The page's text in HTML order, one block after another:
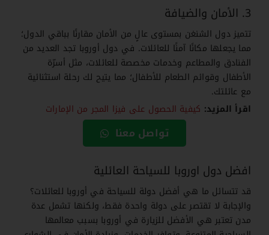
3. الأمان والضيافة
تتميز دول الشنغن بمستوى عالٍ من الأمان مقارنًا بباقي الدول؛
مما يجعلها مكانًا آمنًا للعائلات. في دول أوروبا تجد العديد من
الفنادق والمطاعم وخدمات مخصصة للعائلات، مثل أسرّة
الأطفال وقوائم الطعام للأطفال؛ مما يتيح لك رحلة استثنائية
مع عائلتك.
اقرأ المزيد: كيفية الحصول على فيزا المجر من الإمارات
تواصل معنا
افضل دول اوروبا للسياحة العائلية
قد تتسائل ما هي أفضل دولة للسياحة في أوروبا للعائلات؟
والإجابة لا تقتصر على دولة واحدة فقط، ولكنها تشمل عدة
مدن تعتبر هي الأفضل للزيارة في أوروبا بسبب معالمها